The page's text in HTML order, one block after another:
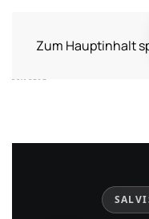
Zum Hauptinhalt